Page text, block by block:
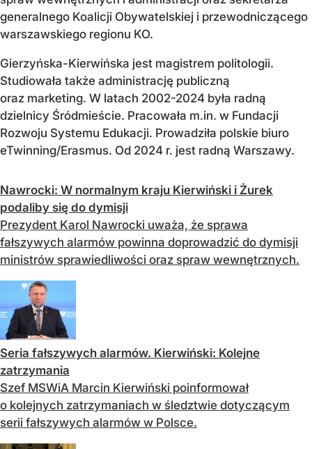
generalnego Koalicji Obywatelskiej i przewodniczącego
warszawskiego regionu KO.
Gierzyńska-Kierwińska jest magistrem politologii.
Studiowała także administrację publiczną
oraz marketing. W latach 2002-2024 była radną
dzielnicy Śródmieście. Pracowała m.in. w Fundacji
Rozwoju Systemu Edukacji. Prowadziła polskie biuro
eTwinning/Erasmus. Od 2024 r. jest radną Warszawy.
Nawrocki: W normalnym kraju Kierwiński i Żurek
podaliby się do dymisji
Prezydent Karol Nawrocki uważa, że sprawa
fałszywych alarmów powinna doprowadzić do dymisji
ministrów sprawiedliwości oraz spraw wewnętrznych.
Seria fałszywych alarmów. Kierwiński: Kolejne
zatrzymania
Szef MSWiA Marcin Kierwiński poinformował
o kolejnych zatrzymaniach w śledztwie dotyczącym
serii fałszywych alarmów w Polsce.